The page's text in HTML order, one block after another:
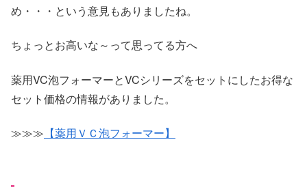
め・・・という意見もありましたね。
ちょっとお高いな～って思ってる方へ
薬用VC泡フォーマーとVCシリーズをセットにしたお得な
セット価格の情報がありました。
≫≫≫ 【薬用ＶＣ泡フォーマー】